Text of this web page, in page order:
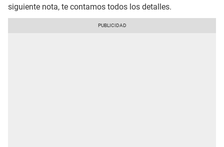
siguiente nota, te contamos todos los detalles.